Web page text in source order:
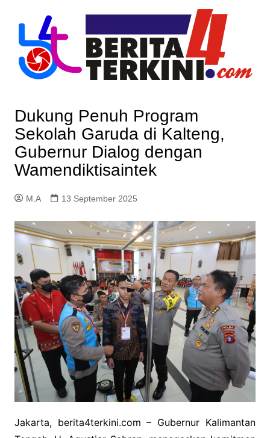
content
Dukung Penuh Program
Sekolah Garuda di Kalteng,
Gubernur Dialog dengan
Wamendiktisaintek
M.A 13 September 2025
Jakarta, berita4terkini.com – Gubernur Kalimantan